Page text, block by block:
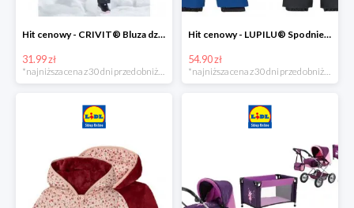
Hit cenowy - CRIVIT® Bluza dziewczęca z polaru
31.99 zł
Hit cenowy - LUPILU® Spodnie narciarskie chłopięce
54.90 zł